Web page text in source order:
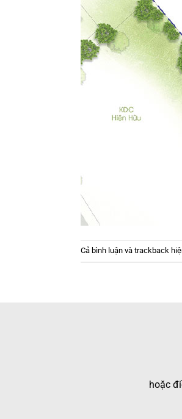
Cả bình luận và trackback
hoặc